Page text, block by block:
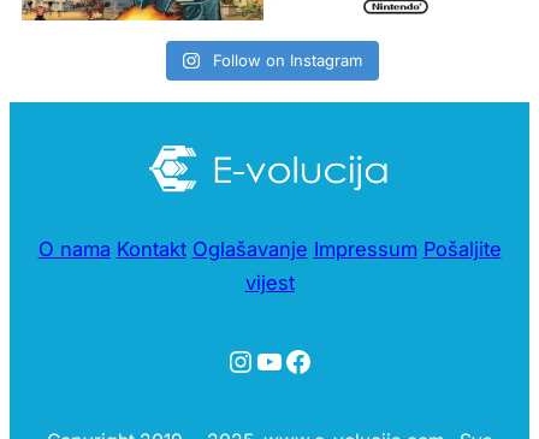
Follow on Instagram
O nama Kontakt Oglašavanje Impressum Pošaljite
vijest
Instagram
YouTube
Facebook